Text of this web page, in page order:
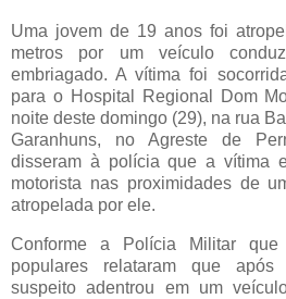
Uma jovem de 19 anos foi
metros por um veículo
embriagado. A vítima foi
para o Hospital Regional Dom
noite deste domingo (29), na rua
Garanhuns, no Agreste de
disseram à polícia que a vítima
motorista nas proximidades de
atropelada por ele.
Conforme a Polícia Militar que
populares relataram que após
suspeito adentrou em um